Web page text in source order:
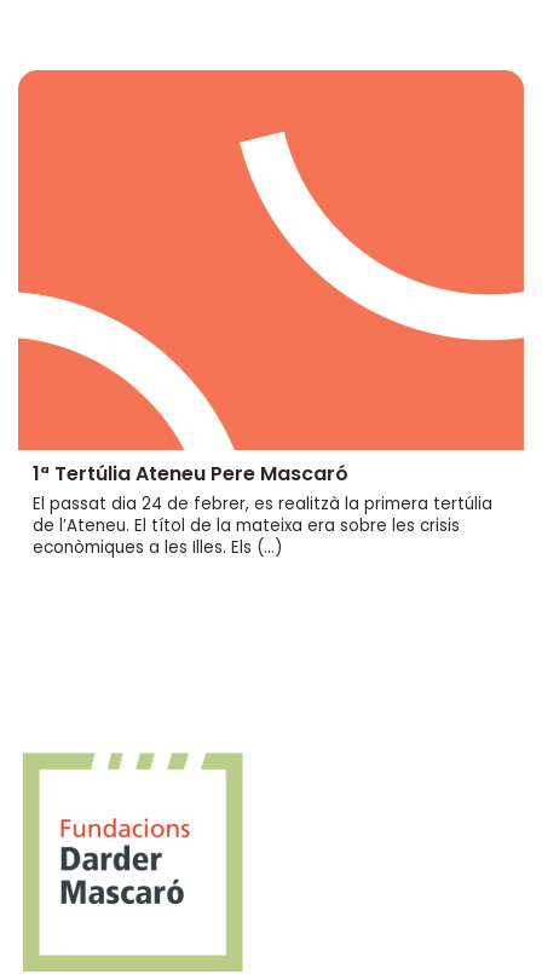
1ª Tertúlia Ateneu Pere Mascaró
El passat dia 24 de febrer, es realitzà la primera tertúlia
de l’Ateneu. El títol de la mateixa era sobre les crisis
econòmiques a les Illes. Els (…)